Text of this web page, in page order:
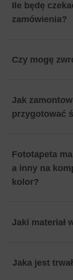
Ile będę
zamówienia?
Czy mogę
Jak
przygotować
Fototapeta
a inny na
kolor?
Jaki materiał
Jaka jest